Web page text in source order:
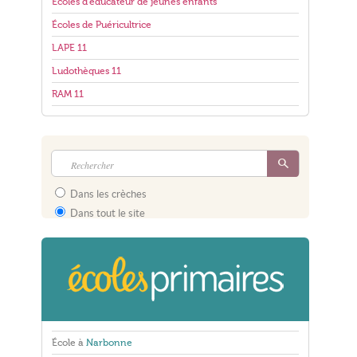
Écoles de Puéricultrice
LAPE 11
Ludothèques 11
RAM 11
Dans les crèches
Dans tout le site
École à Narbonne